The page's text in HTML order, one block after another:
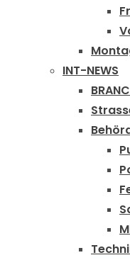
INT-NEWS